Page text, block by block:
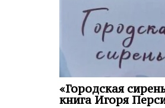
«Городская
книга Игоря